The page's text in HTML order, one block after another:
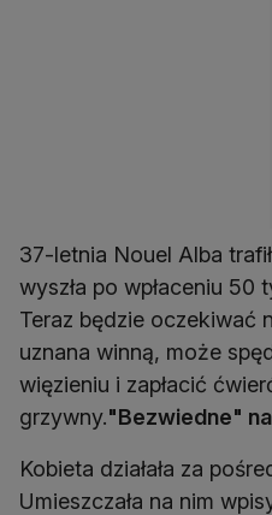
37-letnia Nouel Alba
wyszła po wpłaceniu
Teraz będzie oczekiwać
uznana winną, może
więzieniu i zapłacić
grzywny."Bezwiedne"
Kobieta działała za
Umieszczała na nim